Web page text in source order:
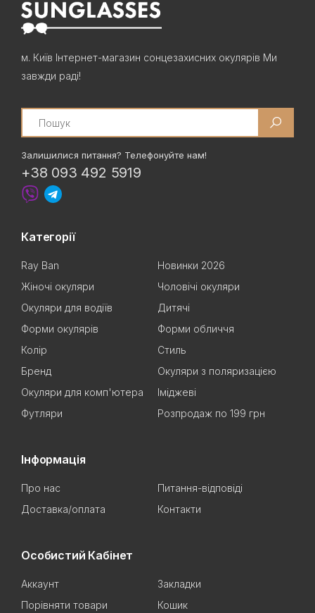
м. Київ Інтернет-магазин сонцезахисних окулярів Ми
завжди раді!
Search
Залишилися питання? Телефонуйте нам!
+38 093 492 5919
Категорії
Ray Ban
Новинки 2026
Жіночі окуляри
Чоловічі окуляри
Окуляри для водіїв
Дитячі
Форми окулярів
Форми обличчя
Колір
Стиль
Бренд
Окуляри з поляризацією
Окуляри для комп'ютера
Іміджеві
Футляри
Розпродаж по 199 грн
Інформація
Про нас
Питання-відповіді
Доставка/оплата
Контакти
Особистий Кабінет
Аккаунт
Закладки
Порівняти товари
Кошик